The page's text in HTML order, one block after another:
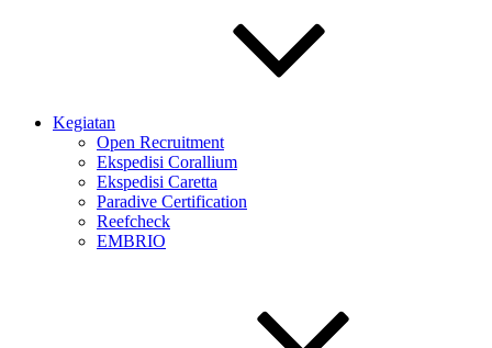
Kegiatan
Open Recruitment
Ekspedisi Corallium
Ekspedisi Caretta
Paradive Certification
Reefcheck
EMBRIO